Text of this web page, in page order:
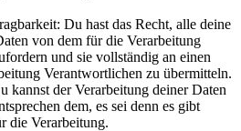
Du hast das Recht, alle deine
von dem für die Verarbeitung
und sie vollständig an einen
Verantwortlichen zu übermitteln.
kannst der Verarbeitung deiner Daten
dem, es sei denn es gibt
die Verarbeitung.